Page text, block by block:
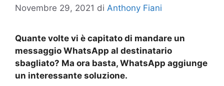
Novembre 29, 2021 di Anthony Fiani
Quante volte vi è capitato di mandare un
messaggio WhatsApp al destinatario
sbagliato? Ma ora basta, WhatsApp aggiunge
un interessante soluzione.